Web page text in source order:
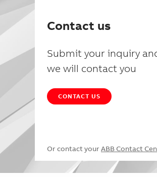
Contact us
Submit your inquiry
we will contact you
CONTACT US
Or contact your ABB Contact